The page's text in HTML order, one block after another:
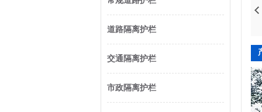
道路隔离护栏
交通隔离护栏
市政隔离护栏